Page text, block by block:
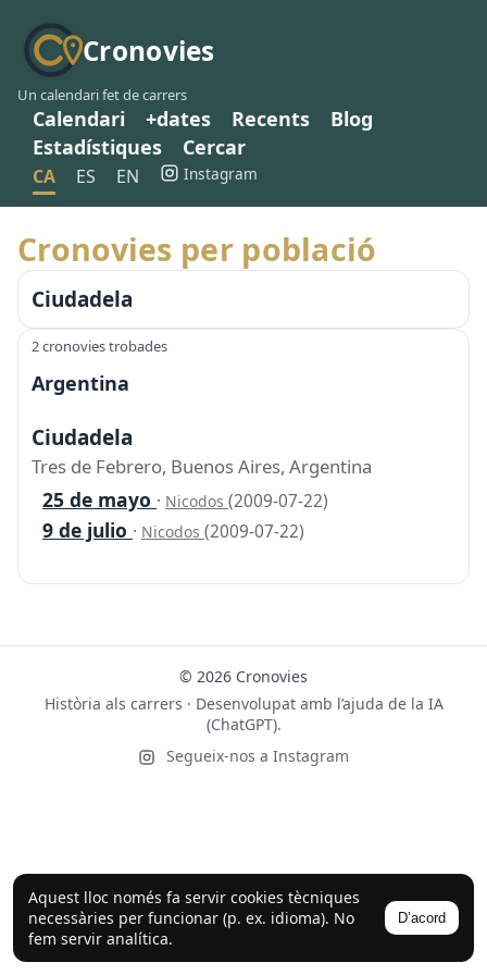
Cronovies
Un calendari fet de carrers
Calendari +dates Recents
Blog
Estadístiques
Cercar
CA ES EN Instagram
Aquest lloc només fa servir cookies tècniques
necessàries per funcionar (p. ex. idioma). No
fem servir analítica.
D’acord
Cronovies per població
Ciudadela
2 cronovies trobades
Argentina
Ciudadela
Tres de Febrero, Buenos Aires, Argentina
25 de mayo · Nicodos (2009-07-22)
9 de julio · Nicodos (2009-07-22)
© 2026 Cronovies
Història als carrers · Desenvolupat amb l’ajuda de la IA
(ChatGPT).
Segueix-nos a Instagram